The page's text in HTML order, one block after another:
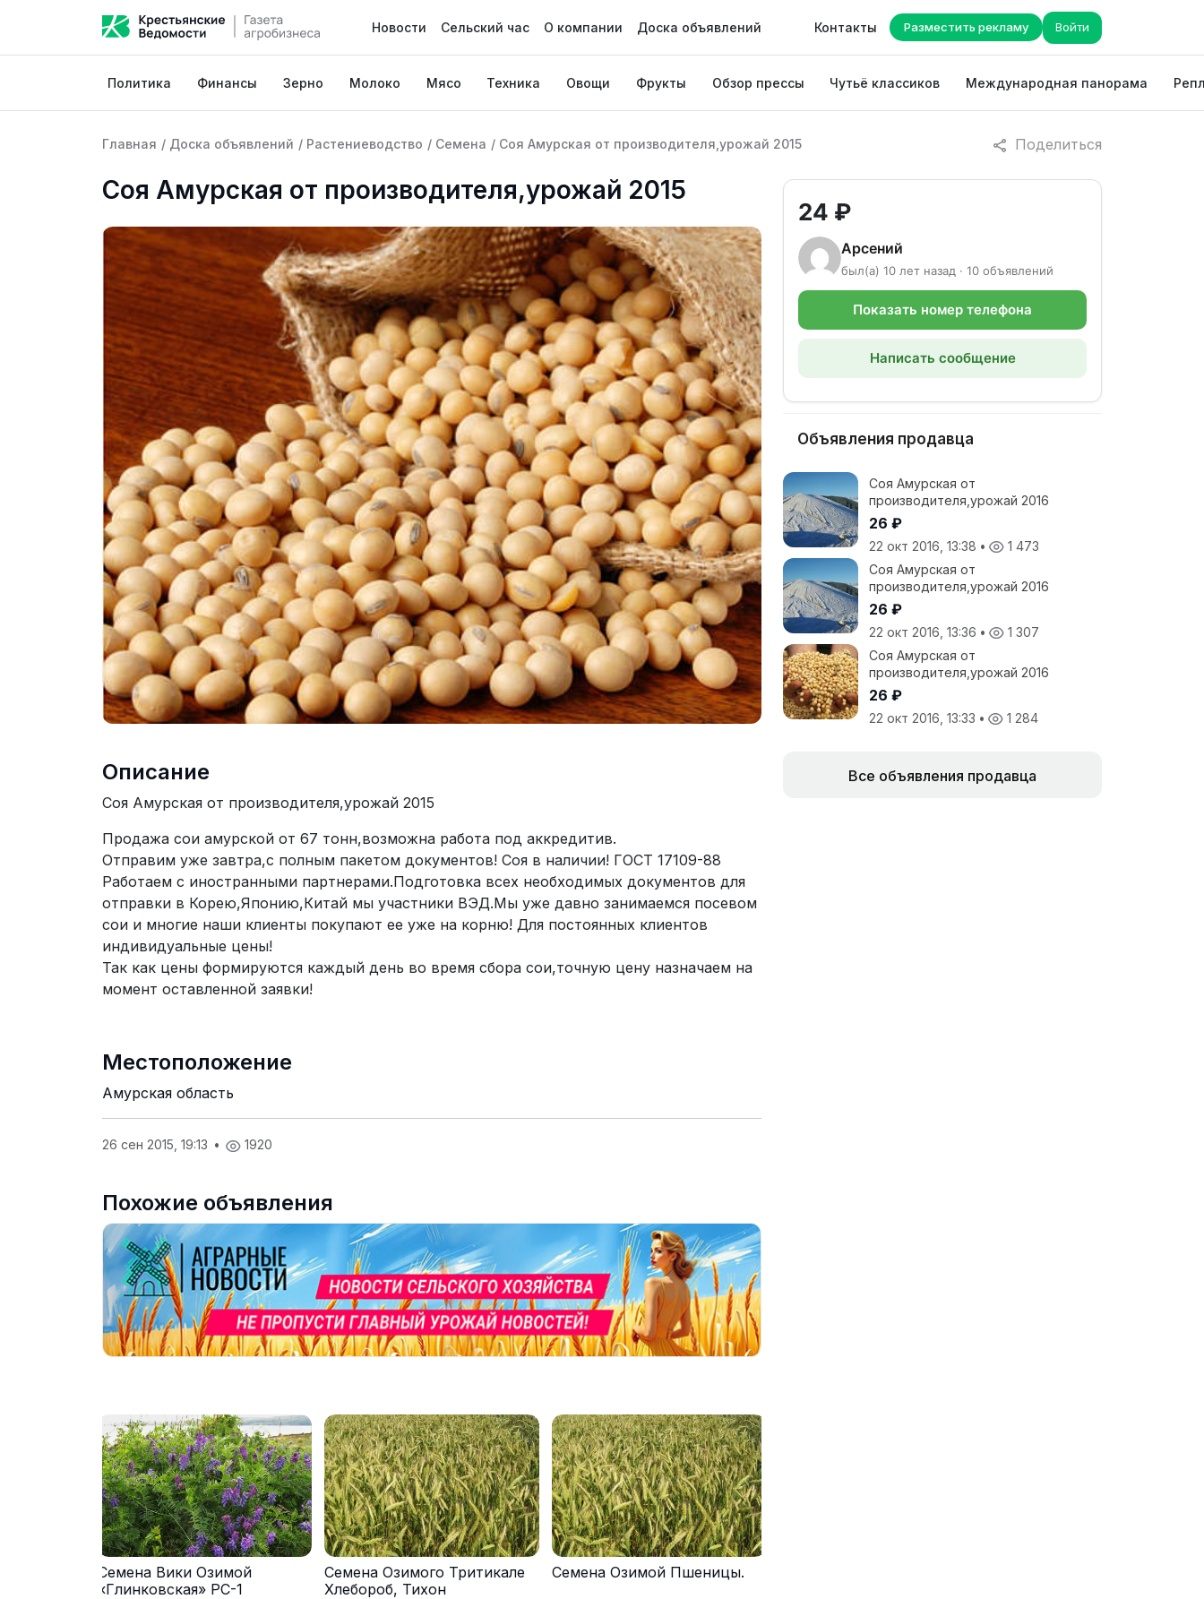
Новости Сельский час О компании Доска объявлений Контакты Разместить рекламу Войти
Политика Финансы Зерно Молоко Мясо Техника Овощи Фрукты Обзор прессы Чутьё классиков Международная панорама
Поделиться
Главная / Доска объявлений / Растениеводство / Семена / Соя Амурская от производителя,урожай 2015
Соя Амурская от производителя,урожай 2015
Описание
Соя Амурская от производителя,урожай 2015
Продажа сои амурской от 67 тонн,возможна работа под аккредитив.
Отправим уже завтра,с полным пакетом документов! Соя в наличии! ГОСТ 17109-88
Работаем с иностранными партнерами.Подготовка всех необходимых документов для
отправки в Корею,Японию,Китай мы участники ВЭД.Мы уже давно занимаемся посевом
сои и многие наши клиенты покупают ее уже на корню! Для постоянных клиентов
индивидуальные цены!
Так как цены формируются каждый день во время сбора сои,точную цену назначаем на
момент оставленной заявки!
Местоположение
Амурская область
26 сен 2015, 19:13 • 1920
Похожие объявления
Семена Вики Озимой
«Глинковская» РС-1
Семена Озимого Тритикале
Хлебороб, Тихон
Семена Озимой Пшеницы.
24 ₽
Арсений
был(а) 10 лет назад · 10 объявлений
Показать номер телефона
Написать сообщение
Объявления продавца
Соя Амурская от
производителя,урожай 2016
26 ₽
22 окт 2016, 13:38 •
1 473
Соя Амурская от
производителя,урожай 2016
26 ₽
22 окт 2016, 13:36 •
1 307
Соя Амурская от
производителя,урожай 2016
26 ₽
22 окт 2016, 13:33 • 1 284
Все объявления продавца